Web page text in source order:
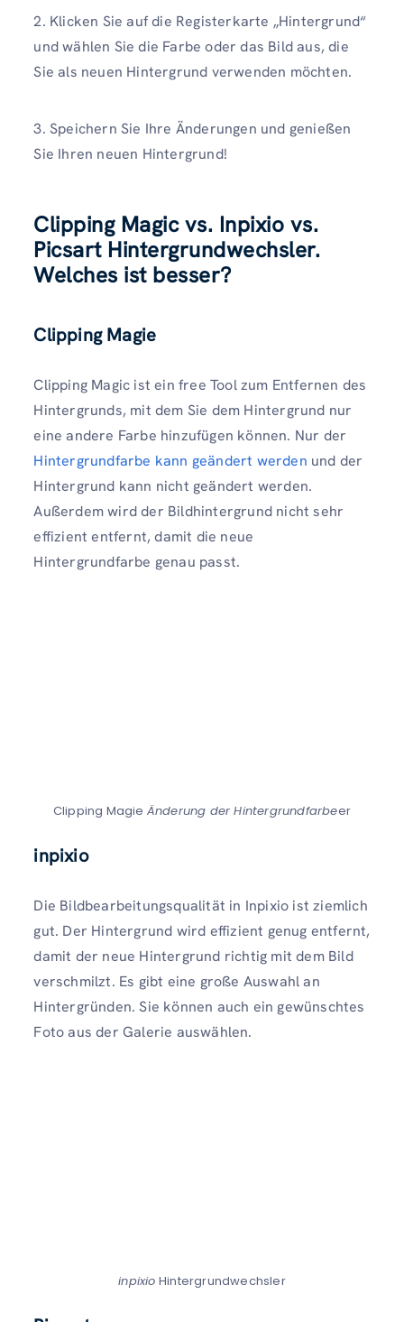
2. Klicken Sie auf die Registerkarte „Hintergrund“
und wählen Sie die Farbe oder das Bild aus, die
Sie als neuen Hintergrund verwenden möchten.
3. Speichern Sie Ihre Änderungen und genießen
Sie Ihren neuen Hintergrund!
Clipping Magic vs. Inpixio vs.
Picsart Hintergrundwechsler.
Welches ist besser?
Clipping Magie
Clipping Magic ist ein free Tool zum Entfernen des
Hintergrunds, mit dem Sie dem Hintergrund nur
eine andere Farbe hinzufügen können. Nur der
Hintergrundfarbe kann geändert werden und der
Hintergrund kann nicht geändert werden.
Außerdem wird der Bildhintergrund nicht sehr
effizient entfernt, damit die neue
Hintergrundfarbe genau passt.
Clipping Magie Änderung der Hintergrundfarbeer
inpixio
Die Bildbearbeitungsqualität in Inpixio ist ziemlich
gut. Der Hintergrund wird effizient genug entfernt,
damit der neue Hintergrund richtig mit dem Bild
verschmilzt. Es gibt eine große Auswahl an
Hintergründen. Sie können auch ein gewünschtes
Foto aus der Galerie auswählen.
inpixio Hintergrundwechsler